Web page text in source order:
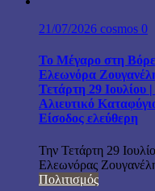
21/07/2026 cosmos 0
Το Μέγαρο στη
Ελεωνόρα
Τετάρτη 29 Ιουλίου
Αλιευτικό
Είσοδος ελεύθερη
Την Τετάρτη 29
Ελεωνόρας
Πολιτισμός